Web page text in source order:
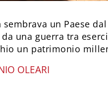
un Paese
una guerra tra
un patrimonio
OLEARI